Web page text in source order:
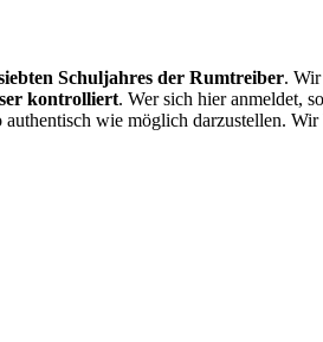
Schuljahres der Rumtreiber. Wir
kontrolliert. Wer sich hier anmeldet,
wie möglich darzustellen. Wir